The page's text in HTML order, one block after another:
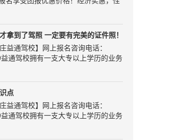
以右脚跟为轴。（不可以看，必须条
作。）
力不要过大；不必特意...
驶证初次领取之日起计算。如果驾驶
份该怎么办呢？
一个记分周期内累计积分达到12分
扣留（记住只是扣留，不是吊销）其
当在15日内到交管部门，参加为期7天
律、法规和相关知识学习。
试，考...
否在中国开车呢？交警部门表示：持
车，仍将被视为无证驾驶。在中国境
申领中国机动车驾驶证。
驾照，只是驾照的多语言翻译文件，
有多国语言的驾照公证件。”深圳交
国陆路交通国际条约，授权相关的国
在该国拥有驾照的驾驶员，主要目的
外驾车时，由于各国对驾照有不同要
“我国没有加入联合国道路交通公
际驾照在我国并不能开车。”
以下情况不可换领中国驾照：1.新
拿到了驾照 一定要有完美的证件照！
益通驾校】网上报名咨询电话：
通驾校拥有一支大专以上学历的业务
教练队伍，将为您提供全面周到的热
生活。
拿到了驾照，
一张惨不忍睹的照片，
，心情是不是很低落呢！
点
益通驾校】网上报名咨询电话：
通驾校拥有一支大专以上学历的业务
教练队伍，将为您提供全面周到的热